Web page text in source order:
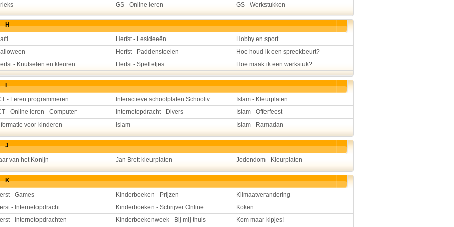
GS - Online leren GS - Werkstukken
H
Herfst - Lesideeën
Hobby en sport
Herfst - Paddenstoelen
Hoe houd ik een spreekbeurt?
- Knutselen en kleuren
Herfst - Spelletjes Hoe maak ik een werkstuk?
I
- Leren programmeren
Interactieve schoolplaten Schooltv
Islam - Kleurplaten
- Online leren - Computer
Internetopdracht - Divers
Islam - Offerfeest
voor kinderen
Islam Islam - Ramadan
J
van het Konijn
Jan Brett kleurplaten Jodendom - Kleurplaten
K
- Games
Kinderboeken - Prijzen
Klimaatverandering
- Internetopdracht
Kinderboeken - Schrijver Online
Koken
- internetopdrachten
Kinderboekenweek - Bij mij thuis Kom maar kipjes!